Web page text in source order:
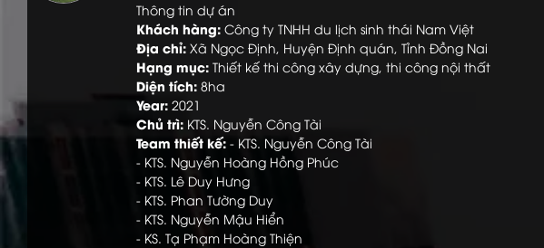
Thông tin dự án
Khách hàng: Công ty TNHH du lịch sinh thái Nam Việt
Địa chỉ: Xã Ngọc Định, Huyện Định quán, Tỉnh Đồng Nai
Hạng mục: Thiết kế thi công xây dựng, thi công nội thất
Diện tích: 8ha
Year: 2021
Chủ trì: KTS. Nguyễn Công Tài
Team thiết kế: - KTS. Nguyễn Công Tài
- KTS. Nguyễn Hoàng Hồng Phúc
- KTS. Lê Duy Hưng
- KTS. Phan Tường Duy
- KTS. Nguyễn Mậu Hiển
- KS. Tạ Phạm Hoàng Thiện